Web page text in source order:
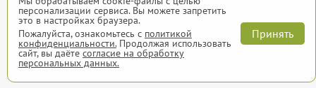
персонализации сервиса. Вы можете запретить
это в настройках браузера.
Пожалуйста, ознакомьтесь с политикой
конфиденциальности.Продолжая использовать
сайт, вы даёте согласие на обработку
персональных данных.
Принять